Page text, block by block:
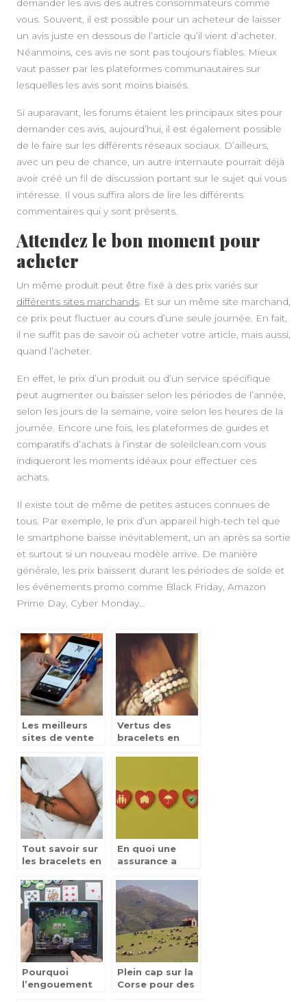
demander les avis des autres consommateurs comme
vous. Souvent, il est possible pour un acheteur de laisser
un avis juste en dessous de l’article qu’il vient d’acheter.
Néanmoins, ces avis ne sont pas toujours fiables. Mieux
vaut passer par les plateformes communautaires sur
lesquelles les avis sont moins biaisés.
Si auparavant, les forums étaient les principaux sites pour
demander ces avis, aujourd’hui, il est également possible
de le faire sur les différents réseaux sociaux. D’ailleurs,
avec un peu de chance, un autre internaute pourrait déjà
avoir créé un fil de discussion portant sur le sujet qui vous
intéresse. Il vous suffira alors de lire les différents
commentaires qui y sont présents.
Attendez le bon moment pour
acheter
Un même produit peut être fixé à des prix variés sur
différents sites marchands . Et sur un même site marchand,
ce prix peut fluctuer au cours d’une seule journée. En fait,
il ne suffit pas de savoir où acheter votre article, mais aussi,
quand l’acheter.
En effet, le prix d’un produit ou d’un service spécifique
peut augmenter ou baisser selon les périodes de l’année,
selon les jours de la semaine, voire selon les heures de la
journée. Encore une fois, les plateformes de guides et
comparatifs d’achats à l’instar de soleilclean.com vous
indiqueront les moments idéaux pour effectuer ces
achats.
Il existe tout de même de petites astuces connues de
tous. Par exemple, le prix d’un appareil high-tech tel que
le smartphone baisse inévitablement, un an après sa sortie
et surtout si un nouveau modèle arrive. De manière
générale, les prix baissent durant les périodes de solde et
les événements promo comme Black Friday, Amazon
Prime Day, Cyber Monday…
Les meilleurs
sites de vente
Vertus des
bracelets en
Tout savoir sur
les bracelets en
avantages,
choix
En quoi une
assurance a
civile est
indispensable ?
Pourquoi
l’engouement
Plein cap sur la
Corse pour des